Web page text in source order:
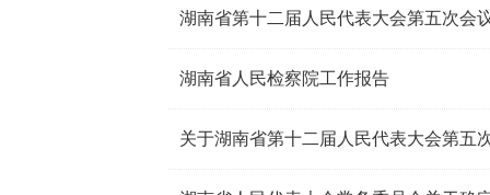
湖南省人民检察院工作报告
关于湖南省第十二届人民代表大会第五